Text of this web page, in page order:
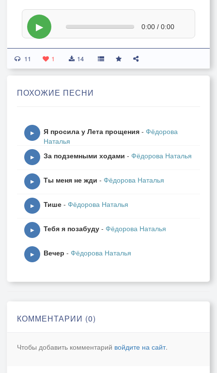
▶ 0:00 / 0:00
11 1 14
ПОХОЖИЕ ПЕСНИ
▶ Я просила у Лета прощения - Фёдорова
Наталья
▶ За подземными ходами - Фёдорова Наталья
▶ Ты меня не жди - Фёдорова Наталья
▶ Тише - Фёдорова Наталья
▶ Тебя я позабуду - Фёдорова Наталья
▶ Вечер - Фёдорова Наталья
КОММЕНТАРИИ (0)
Чтобы добавить комментарий войдите на сайт.